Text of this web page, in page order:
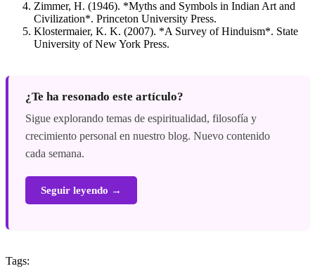
Zimmer, H. (1946). *Myths and Symbols in Indian Art and
Civilization*. Princeton University Press.
Klostermaier, K. K. (2007). *A Survey of Hinduism*. State
University of New York Press.
¿Te ha resonado este artículo?
Sigue explorando temas de espiritualidad, filosofía y
crecimiento personal en nuestro blog. Nuevo contenido
cada semana.
Seguir leyendo →
Tags: